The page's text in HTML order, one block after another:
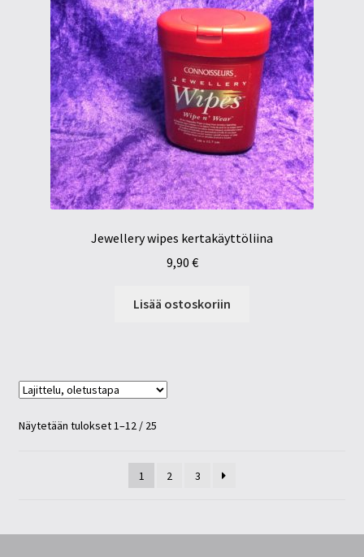
Jewellery wipes kertakäyttöliina
9,90 €
Lisää ostoskoriin
Näytetään tulokset 1–12 / 25
1 2 3